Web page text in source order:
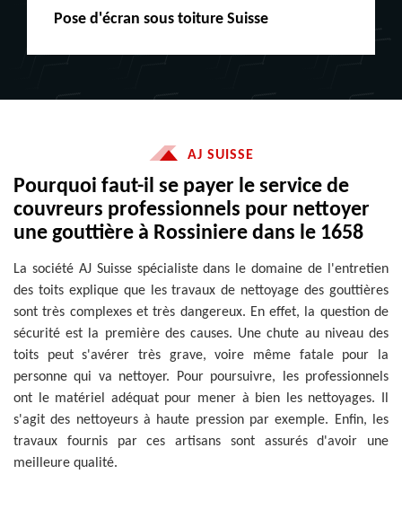
Peinture boiserie LE
AJ SUISSE
Pourquoi faut-il se payer le service de
couvreurs professionnels pour nettoyer
une gouttière à Rossiniere dans le 1658
La société AJ Suisse spécialiste dans le domaine de l'entretien
des toits explique que les travaux de nettoyage des gouttières
sont très complexes et très dangereux. En effet, la question de
sécurité est la première des causes. Une chute au niveau des
toits peut s'avérer très grave, voire même fatale pour la
personne qui va nettoyer. Pour poursuivre, les professionnels
ont le matériel adéquat pour mener à bien les nettoyages. Il
s'agit des nettoyeurs à haute pression par exemple. Enfin, les
travaux fournis par ces artisans sont assurés d'avoir une
meilleure qualité.